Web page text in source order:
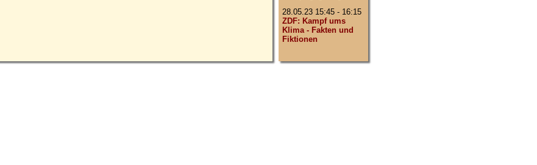
28.05.23 15:45 - 16:15
ZDF: Kampf ums
Klima - Fakten und
Fiktionen